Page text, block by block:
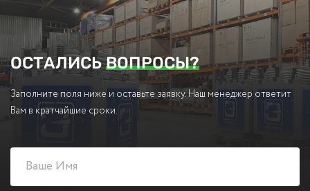
ОСТАЛИСЬВОПРОСЫ?
Заполните поля ниже и оставьте заявку. Наш менеджер ответит
Вам в кратчайшие сроки.